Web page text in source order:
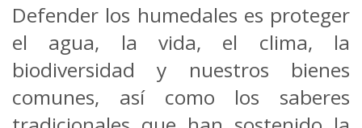
Defender los humedales es proteger
el agua, la vida, el clima, la
biodiversidad y nuestros bienes
comunes, así como los saberes